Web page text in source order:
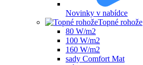
Novinky v nabídce
Topné rohože
80 W/m2
100 W/m2
160 W/m2
sady Comfort Mat